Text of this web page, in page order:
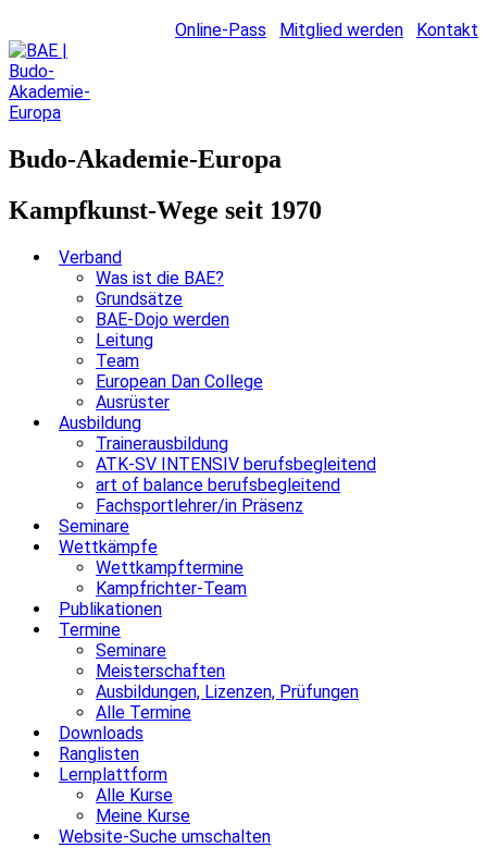
Online-Pass Mitglied werden Kontakt
Budo-Akademie-Europa
Kampfkunst-Wege seit 1970
Verband
Was ist die BAE?
Grundsätze
BAE-Dojo werden
Leitung
Team
European Dan College
Ausrüster
Ausbildung
Trainerausbildung
ATK-SV INTENSIV berufsbegleitend
art of balance berufsbegleitend
Fachsportlehrer/in Präsenz
Seminare
Wettkämpfe
Wettkampftermine
Kampfrichter-Team
Publikationen
Termine
Seminare
Meisterschaften
Ausbildungen, Lizenzen, Prüfungen
Alle Termine
Downloads
Ranglisten
Lernplattform
Alle Kurse
Meine Kurse
Website-Suche umschalten